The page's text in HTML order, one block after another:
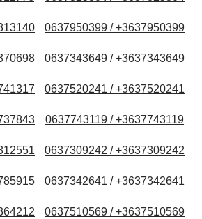
0637950399 / +3637950399
0637343649 / +3637343649
0637520241 / +3637520241
0637743119 / +3637743119
0637309242 / +3637309242
0637342641 / +3637342641
0637510569 / +3637510569